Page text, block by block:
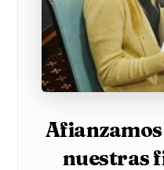
nuestras